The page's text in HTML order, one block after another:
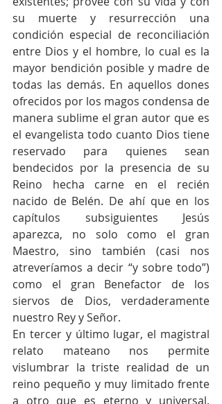
su muerte y resurrección una
condición especial de reconciliación
entre Dios y el hombre, lo cual es la
mayor bendición posible y madre de
todas las demás. En aquellos dones
ofrecidos por los magos condensa de
manera sublime el gran autor que es
el evangelista todo cuanto Dios tiene
reservado para quienes sean
bendecidos por la presencia de su
Reino hecha carne en el recién
nacido de Belén. De ahí que en los
capítulos subsiguientes Jesús
aparezca, no solo como el gran
Maestro, sino también (casi nos
atreveríamos a decir “y sobre todo”)
como el gran Benefactor de los
siervos de Dios, verdaderamente
nuestro Rey y Señor.
En tercer y último lugar, el magistral
relato mateano nos permite
vislumbrar la triste realidad de un
reino pequeño y muy limitado frente
a otro que es eterno y universal.